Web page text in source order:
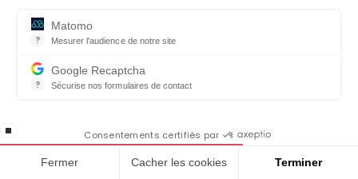
?
Matomo
Mesurer l'audience de notre site
?
Google Recaptcha
Sécurise nos formulaires de contact
stop loading Consentements certifiés par
Fermer Cacher les cookies Terminer
politique de confidentialité de ce site
Aide
Qui sommes-nous ?
Nos auteurs
CGU